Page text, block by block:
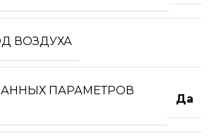
ВОЗДУХА
ПАРАМЕТРОВ
Да